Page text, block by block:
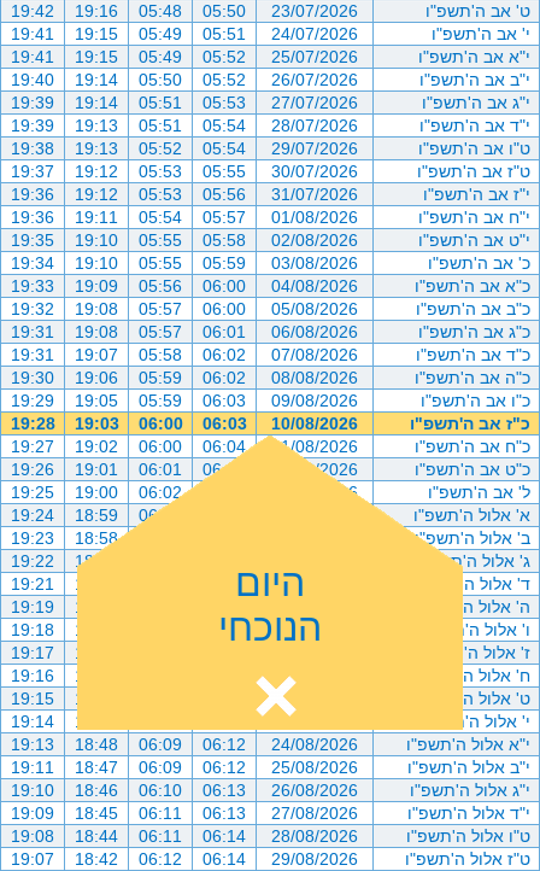
ט' אב ה'תשפ"ו
23/07/2026
05:50
05:48
19:16
19:42
י' אב ה'תשפ"ו
24/07/2026
05:51
05:49
19:15
19:41
י"א אב ה'תשפ"ו
25/07/2026
05:52
05:49
19:15
19:41
י"ב אב ה'תשפ"ו
26/07/2026
05:52
05:50
19:14
19:40
י"ג אב ה'תשפ"ו
27/07/2026
05:53
05:51
19:14
19:39
י"ד אב ה'תשפ"ו
28/07/2026
05:54
05:51
19:13
19:39
ט"ו אב ה'תשפ"ו
29/07/2026
05:54
05:52
19:13
19:38
ט"ז אב ה'תשפ"ו
30/07/2026
05:55
05:53
19:12
19:37
י"ז אב ה'תשפ"ו
31/07/2026
05:56
05:53
19:12
19:36
י"ח אב ה'תשפ"ו
01/08/2026
05:57
05:54
19:11
19:36
י"ט אב ה'תשפ"ו
02/08/2026
05:58
05:55
19:10
19:35
כ' אב ה'תשפ"ו
03/08/2026
05:59
05:55
19:10
19:34
כ"א אב ה'תשפ"ו
04/08/2026
06:00
05:56
19:09
19:33
כ"ב אב ה'תשפ"ו
05/08/2026
06:00
05:57
19:08
19:32
כ"ג אב ה'תשפ"ו
06/08/2026
06:01
05:57
19:08
19:31
כ"ד אב ה'תשפ"ו
07/08/2026
06:02
05:58
19:07
19:31
כ"ה אב ה'תשפ"ו
08/08/2026
06:02
05:59
19:06
19:30
כ"ו אב ה'תשפ"ו
09/08/2026
06:03
05:59
19:05
19:29
כ"ז אב ה'תשפ"ו
10/08/2026
06:03
06:00
19:03
19:28
כ"ח אב ה'תשפ"ו
11/08/2026
06:04
06:00
19:02
19:27
כ"ט אב ה'תשפ"ו
12/08/2026
06:05
06:01
19:01
19:26
ל' אב ה'תשפ"ו
13/08/2026
06:02
19:00
19:25
א' אלול ה'תשפ"ו
06:02
18:59
19:24
ב' אלול ה'תשפ"ו
18:58
19:23
ג' אלול ה'תשפ"ו
18:57
19:22
ד' אלול ה'תשפ"ו
17/08/2026
18:56
19:21
ה' אלול ה'תשפ"ו
18:55
19:19
ו' אלול ה'תשפ"ו
19/08/2026
06:09
18:54
19:18
ז' אלול ה'תשפ"ו
18:53
19:17
ח' אלול ה'תשפ"ו
21/08/2026
18:52
19:16
ט' אלול ה'תשפ"ו
22/08/2026
18:51
19:15
י' אלול ה'תשפ"ו
23/08/2026
18:50
19:14
י"א אלול ה'תשפ"ו
24/08/2026
06:12
06:09
18:48
19:13
י"ב אלול ה'תשפ"ו
25/08/2026
06:12
06:09
18:47
19:11
י"ג אלול ה'תשפ"ו
26/08/2026
06:13
06:10
18:46
19:10
י"ד אלול ה'תשפ"ו
27/08/2026
06:13
06:11
18:45
19:09
ט"ו אלול ה'תשפ"ו
28/08/2026
06:14
06:11
18:44
19:08
ט"ז אלול ה'תשפ"ו
29/08/2026
06:14
06:12
18:42
19:07
היום
הנוכחי